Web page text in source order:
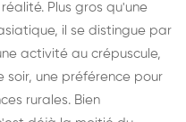
Plus gros qu'une
il se distingue par
activité au crépuscule,
soir, une préférence pour
rurales. Bien